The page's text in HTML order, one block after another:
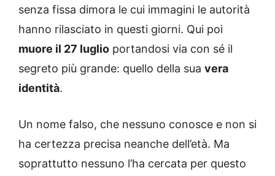
senza fissa dimora le cui immagini le autorità
hanno rilasciato in questi giorni. Qui poi
muore il 27 luglio portandosi via con sé il
segreto più grande: quello della sua vera
identità.
Un nome falso, che nessuno conosce e non si
ha certezza precisa neanche dell’età. Ma
soprattutto nessuno l’ha cercata per questo